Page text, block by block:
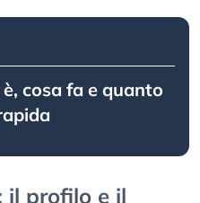
cosa fa e quanto
il profilo e il